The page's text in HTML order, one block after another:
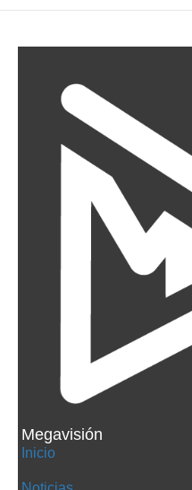
Megavisión
Inicio